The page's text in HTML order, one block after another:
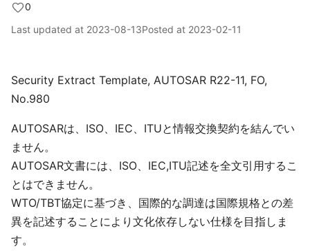
0
Last updated at 2023-08-13Posted at 2023-02-11
Security Extract Template, AUTOSAR R22-11, FO,
No.980
AUTOSARは、ISO、IEC、ITUと情報交換契約を結んでい
ません。
AUTOSAR文書には、ISO、IEC,ITU記述を全文引用するこ
とはできません。
WTO/TBT協定に基づき、国際的な調達は国際規格との差
異を記述することにより文化依存しない仕様を目指しま
す。